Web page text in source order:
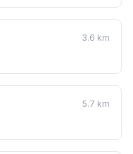
3.6 km
5.7 km